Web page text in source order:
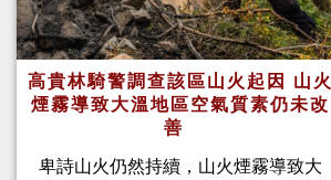
高貴林騎警調查該區山火起因 山火
煙霧導致大溫地區空氣質素仍未改
善
卑詩山火仍然持續，山火煙霧導致大